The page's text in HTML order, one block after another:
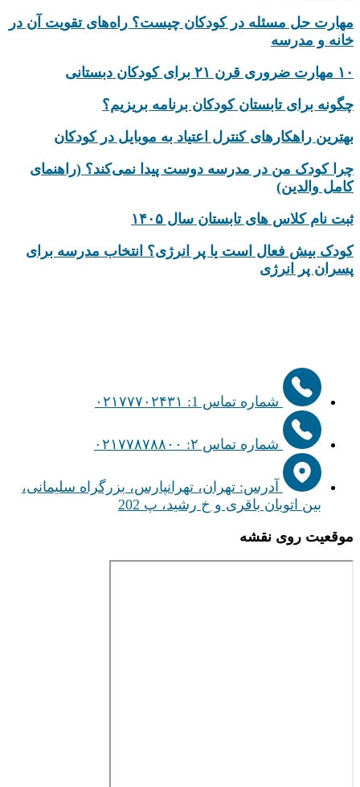
مهارت حل مسئله در کودکان چیست؟ راه‌های تقویت آن در
خانه و مدرسه
۱۰ مهارت ضروری قرن ۲۱ برای کودکان دبستانی
چگونه برای تابستان کودکان برنامه بریزیم؟
بهترین راهکارهای کنترل اعتیاد به موبایل در کودکان
چرا کودک من در مدرسه دوست پیدا نمی‌کند؟ (راهنمای
کامل والدین)
ثبت نام کلاس های تابستان سال ۱۴۰۵
کودک بیش‌ فعال است یا پر انرژی؟ انتخاب مدرسه برای
پسران پر انرژی
شماره تماس 1: ۰۲۱۷۷۷۰۲۴۳۱
شماره تماس ۲: ۰۲۱۷۷۸۷۸۸۰۰
آدرس: تهران، تهرانپارس، بزرگراه سلیمانی،
بین اتوبان باقری و خ رشید، پ 202
موقعیت روی نقشه